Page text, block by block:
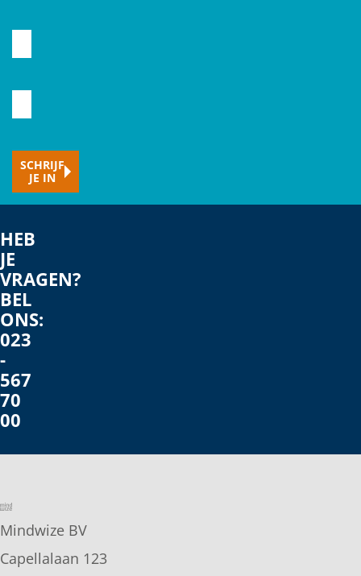
CAPTCHA
je
e-
mailadres
SCHRIJF
JE IN
HEB
JE
VRAGEN?
BEL
ONS:
023
-
567
70
00
Mindwize BV
Capellalaan 123